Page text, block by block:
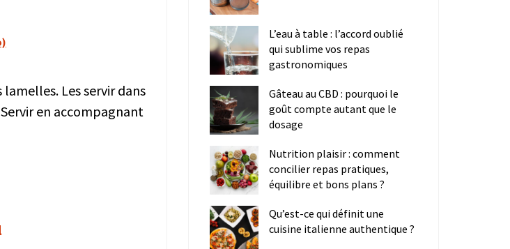
Les servir dans
en accompagnant
L’eau à table : l’accord oublié
qui sublime vos repas
gastronomiques
Gâteau au CBD : pourquoi le
goût compte autant que le
dosage
Nutrition plaisir : comment
concilier repas pratiques,
équilibre et bons plans ?
Qu’est-ce qui définit une
cuisine italienne authentique ?